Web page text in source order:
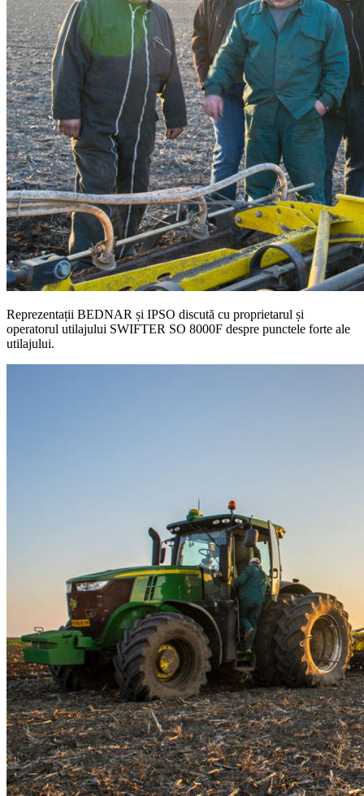
Reprezentații BEDNAR și IPSO discută cu proprietarul și
operatorul utilajului SWIFTER SO 8000F despre punctele forte ale
utilajului.